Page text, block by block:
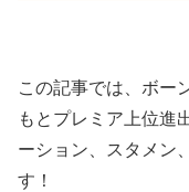
この記事では、ボー
もとプレミア上位進
ーション、スタメン
す！